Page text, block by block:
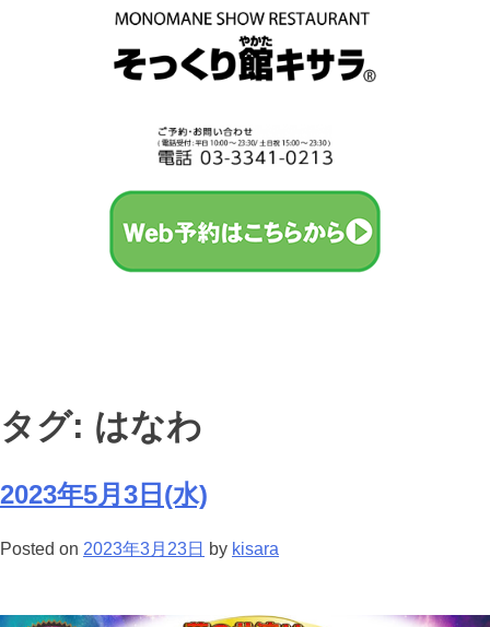
タグ: はなわ
2023年5月3日(水)
Posted on 2023年3月23日 by kisara